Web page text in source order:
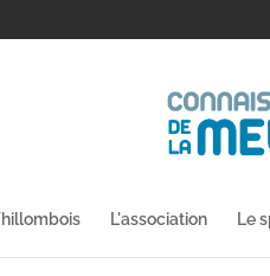
L'association Le